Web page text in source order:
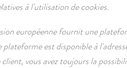
à l'utilisation de cookies.
européenne fournit une
est disponible à
vous avez toujours la